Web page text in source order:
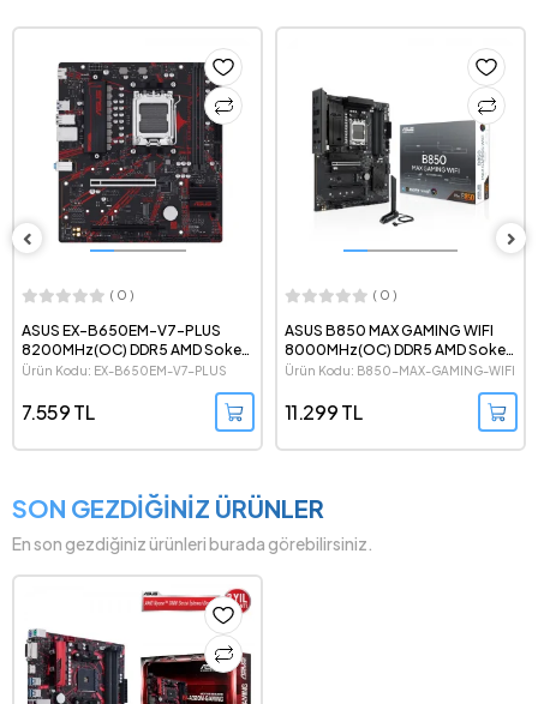
( 0 )
ASUS EX-B650EM-V7-PLUS
8200MHz(OC) DDR5 AMD Soket
AM5 mATX Anakart
Ürün Kodu: EX-B650EM-V7-PLUS
7.559 TL
( 0 )
ASUS B850 MAX GAMING WIFI
8000MHz(OC) DDR5 AMD Soket
AM5 ATX Anakart
Ürün Kodu: B850-MAX-GAMING-WIFI
11.299 TL
SON GEZDİĞİNİZ ÜRÜNLER
En son gezdiğiniz ürünleri burada görebilirsiniz.